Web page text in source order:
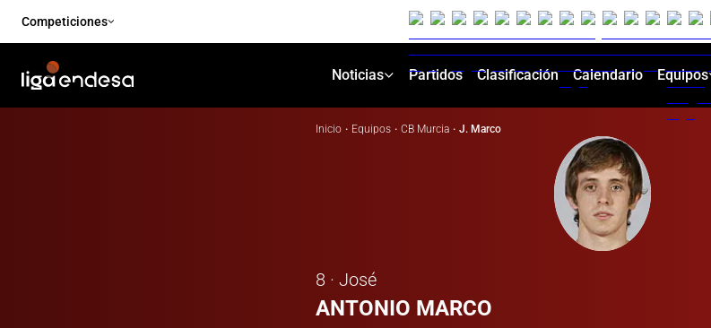
Competiciones
Noticias Partidos Clasificación Calendario Equipos
Inicio · Equipos · CB Murcia · J. Marco
8 · José
ANTONIO MARCO